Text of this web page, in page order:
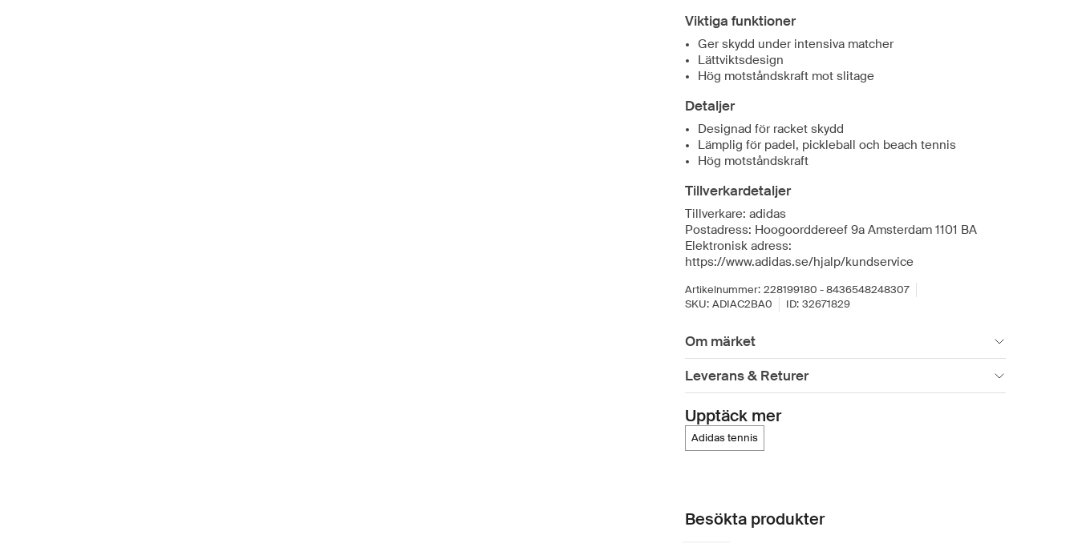
Viktiga funktioner
Ger skydd under intensiva matcher
Lättviktsdesign
Hög motståndskraft mot slitage
Detaljer
Designad för racket skydd
Lämplig för padel, pickleball och beach tennis
Hög motståndskraft
Tillverkardetaljer
Tillverkare: adidas
Postadress: Hoogoorddereef 9a Amsterdam 1101 BA
Elektronisk adress:
https://www.adidas.se/hjalp/kundservice
Artikelnummer: 228199180 - 8436548248307
SKU: ADIAC2BA0 ID: 32671829
Om märket
Leverans & Returer
Upptäck mer
adidas tennis
Besökta produkter